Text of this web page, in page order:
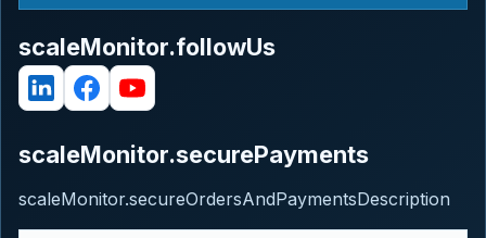
scaleMonitor.followUs
scaleMonitor.securePayments
scaleMonitor.secureOrdersAndPaymentsDescription